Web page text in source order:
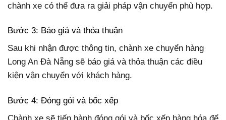
chành xe có thể đưa ra giải pháp vận chuyển phù hợp.
Bước 3: Báo giá và thỏa thuận
Sau khi nhận được thông tin, chành xe chuyển hàng
Long An Đà Nẵng sẽ báo giá và thỏa thuận các điều
kiện vận chuyển với khách hàng.
Bước 4: Đóng gói và bốc xếp